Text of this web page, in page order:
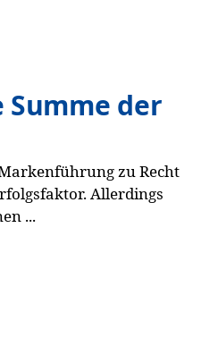
Summe der
zu Recht
Allerdings
...